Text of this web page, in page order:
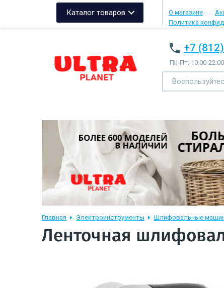
Каталог товаров О магазине
Политика
+7
Пн-Пт: 10:00-22:00
Главная Электроинструменты Шлифовальные
Ленточная